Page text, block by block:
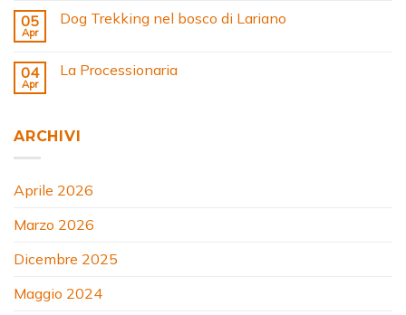
05
Apr
Dog Trekking nel bosco di Lariano
04
Apr
La Processionaria
ARCHIVI
Aprile 2026
Marzo 2026
Dicembre 2025
Maggio 2024